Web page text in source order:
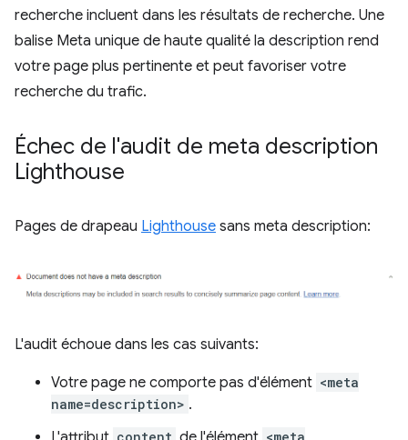
recherche incluent dans les résultats de recherche. Une
balise Meta unique de haute qualité la description rend
votre page plus pertinente et peut favoriser votre
recherche du trafic.
Échec de l'audit de meta description
Lighthouse
Pages de drapeau Lighthouse sans meta description:
L'audit échoue dans les cas suivants:
Votre page ne comporte pas d'élément <meta
name=description> .